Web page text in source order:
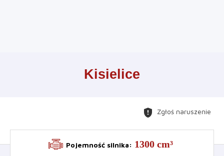
Kisielice
gpp_maybe Zgłoś naruszenie
Pojemność silnika: 1300 cm³